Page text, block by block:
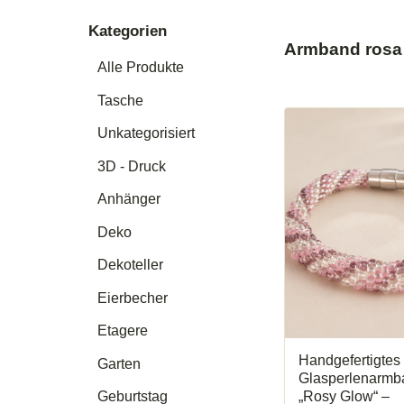
Kategorien
Alle Produkte
Tasche
Unkategorisiert
3D - Druck
Anhänger
Deko
Dekoteller
Eierbecher
Etagere
Garten
Geburtstag
Armband rosa
Handgefertigtes
„Rosy Glow“ –